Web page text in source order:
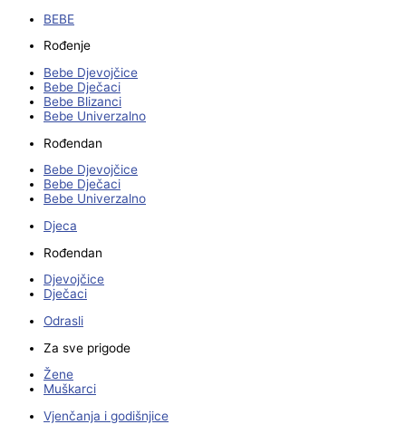
BEBE
Rođenje
Bebe Djevojčice
Bebe Dječaci
Bebe Blizanci
Bebe Univerzalno
Rođendan
Bebe Djevojčice
Bebe Dječaci
Bebe Univerzalno
Djeca
Rođendan
Djevojčice
Dječaci
Odrasli
Za sve prigode
Žene
Muškarci
Vjenčanja i godišnjice